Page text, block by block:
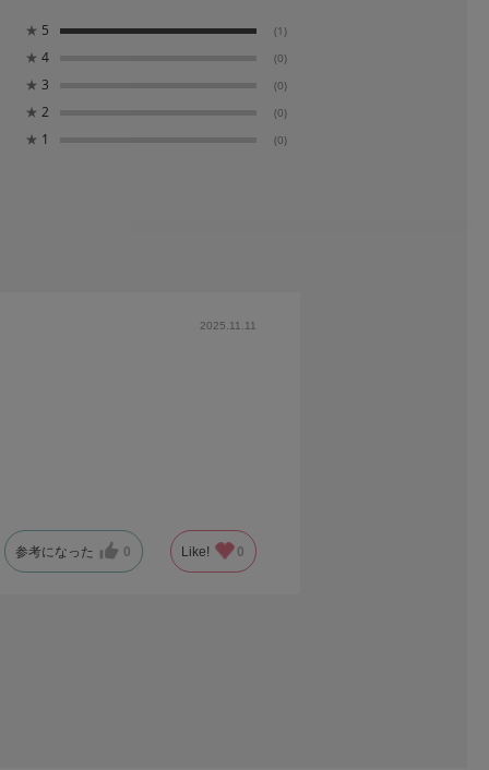
★ 5 (1)
★ 4 (0)
★ 3 (0)
★ 2 (0)
★ 1 (0)
2025.11.11
参考になった 0 Like! 0